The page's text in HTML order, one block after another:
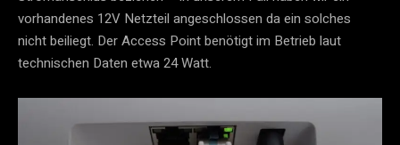
vorhandenes 12V Netzteil angeschlossen da ein solches
nicht beiliegt. Der Access Point benötigt im Betrieb laut
technischen Daten etwa 24 Watt.